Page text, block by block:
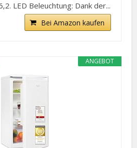
LED Beleuchtung: Dank der...
Bei Amazon kaufen
ANGEBOT